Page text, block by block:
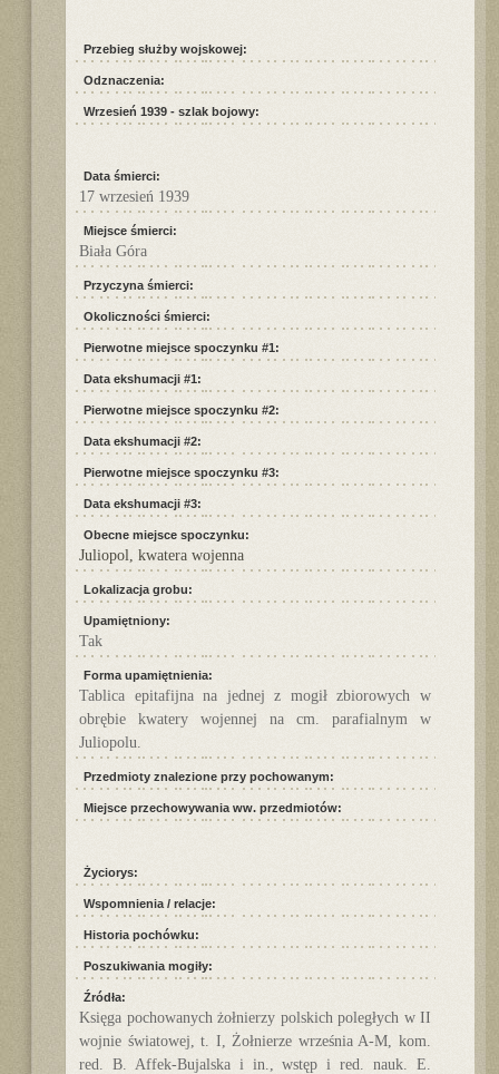
Przebieg służby wojskowej:
Odznaczenia:
Wrzesień 1939 - szlak bojowy:
Data śmierci:
17 wrzesień 1939
Miejsce śmierci:
Biała Góra
Przyczyna śmierci:
Okoliczności śmierci:
Pierwotne miejsce spoczynku #1:
Data ekshumacji #1:
Pierwotne miejsce spoczynku #2:
Data ekshumacji #2:
Pierwotne miejsce spoczynku #3:
Data ekshumacji #3:
Obecne miejsce spoczynku:
Juliopol, kwatera wojenna
Lokalizacja grobu:
Upamiętniony:
Tak
Forma upamiętnienia:
Tablica epitafijna na jednej z mogił zbiorowych w
obrębie kwatery wojennej na cm. parafialnym w
Juliopolu.
Przedmioty znalezione przy pochowanym:
Miejsce przechowywania ww. przedmiotów:
Życiorys:
Wspomnienia / relacje:
Historia pochówku:
Poszukiwania mogiły:
Źródła:
Księga pochowanych żołnierzy polskich poległych w II
wojnie światowej, t. I, Żołnierze września A-M, kom.
red. B. Affek-Bujalska i in., wstęp i red. nauk. E.